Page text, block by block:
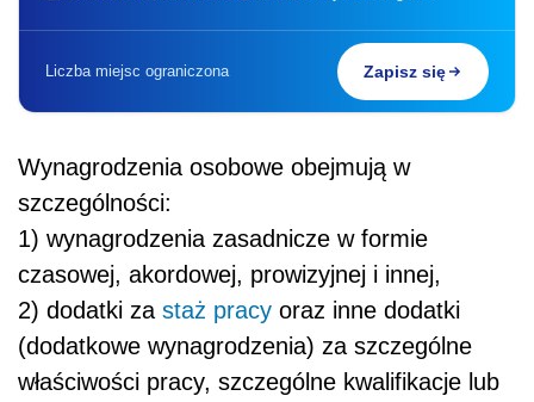
Liczba miejsc ograniczona Zapisz się
Wynagrodzenia osobowe obejmują w
szczególności:
1) wynagrodzenia zasadnicze w formie
czasowej, akordowej, prowizyjnej i innej,
2) dodatki za staż pracy oraz inne dodatki
(dodatkowe wynagrodzenia) za szczególne
właściwości pracy, szczególne kwalifikacje lub